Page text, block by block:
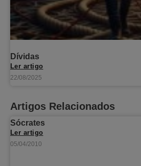
Dívidas
Ler artigo
22/08/2025
Artigos Relacionados
Sócrates
Ler artigo
05/04/2010